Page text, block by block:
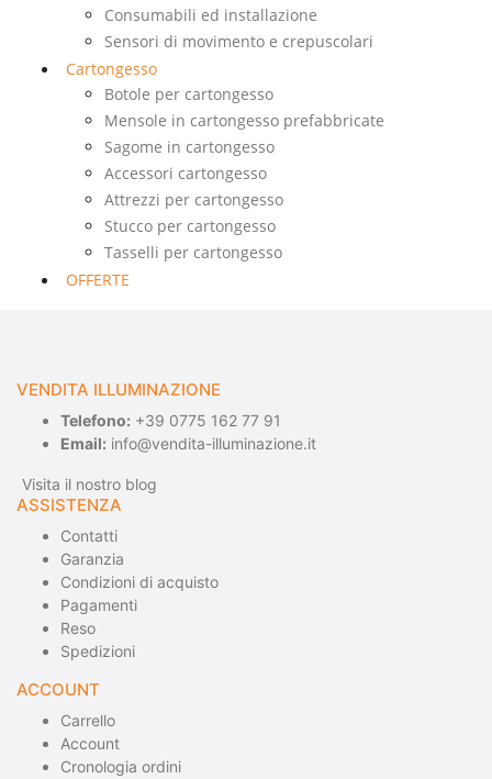
Consumabili ed installazione
Sensori di movimento e crepuscolari
Cartongesso
Botole per cartongesso
Mensole in cartongesso prefabbricate
Sagome in cartongesso
Accessori cartongesso
Attrezzi per cartongesso
Stucco per cartongesso
Tasselli per cartongesso
OFFERTE
VENDITA ILLUMINAZIONE
Telefono: +39 0775 162 77 91
Email: info@vendita-illuminazione.it
Visita il nostro blog
ASSISTENZA
Contatti
Garanzia
Condizioni di acquisto
Pagamenti
Reso
Spedizioni
ACCOUNT
Carrello
Account
Cronologia ordini